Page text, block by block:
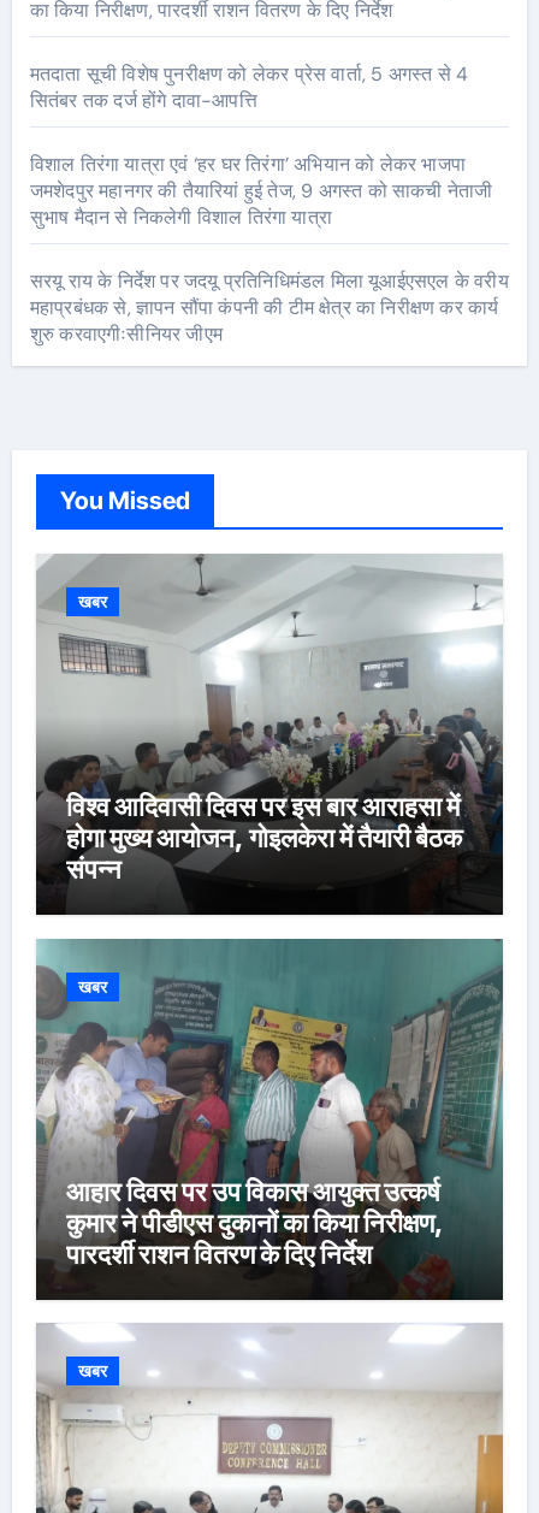
का किया निरीक्षण, पारदर्शी राशन वितरण के दिए निर्देश
मतदाता सूची विशेष पुनरीक्षण को लेकर प्रेस वार्ता, 5 अगस्त से 4
सितंबर तक दर्ज होंगे दावा-आपत्ति
विशाल तिरंगा यात्रा एवं ‘हर घर तिरंगा’ अभियान को लेकर भाजपा
जमशेदपुर महानगर की तैयारियां हुई तेज, 9 अगस्त को साकची नेताजी
सुभाष मैदान से निकलेगी विशाल तिरंगा यात्रा
सरयू राय के निर्देश पर जदयू प्रतिनिधिमंडल मिला यूआईएसएल के वरीय
महाप्रबंधक से, ज्ञापन सौंपा कंपनी की टीम क्षेत्र का निरीक्षण कर कार्य
शुरु करवाएगीःसीनियर जीएम
You Missed
खबर
विश्व आदिवासी दिवस पर इस बार आराहसा में
होगा मुख्य आयोजन, गोइलकेरा में तैयारी बैठक
संपन्न
खबर
आहार दिवस पर उप विकास आयुक्त उत्कर्ष
कुमार ने पीडीएस दुकानों का किया निरीक्षण,
पारदर्शी राशन वितरण के दिए निर्देश
खबर